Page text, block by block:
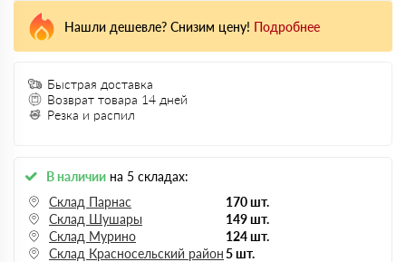
Быстрая доставка
Возврат товара 14 дней
Резка и распил
В наличии на 5 складах:
Склад Парнас
170 шт.
Склад Шушары
149 шт.
Склад Мурино
124 шт.
Склад Красносельский район 5 шт.
Нашли дешевле? Снизим цену! Подробнее